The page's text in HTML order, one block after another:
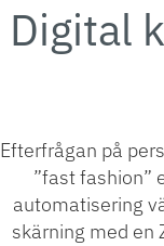
Digital
Efterfrågan på
”fast fashion”
automatisering
skärning med en